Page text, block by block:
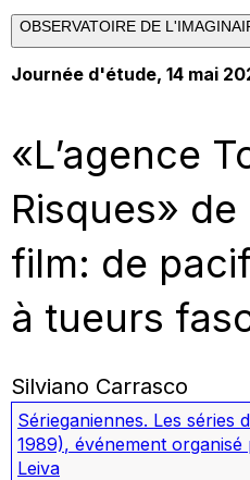
OBSERVATOIRE DE
Journée d'étude, 14 mai
«L’agence
Risques»
film: de
à tueurs
Silviano Carrasco
Sérieganiennes. Les séries
1989), événement
Leiva